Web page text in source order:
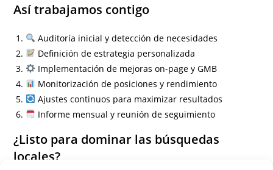
Así trabajamos contigo
Auditoría inicial y detección de necesidades
Definición de estrategia personalizada
Implementación de mejoras on-page y GMB
Monitorización de posiciones y rendimiento
Ajustes continuos para maximizar resultados
Informe mensual y reunión de seguimiento
¿Listo para dominar las búsquedas
locales?